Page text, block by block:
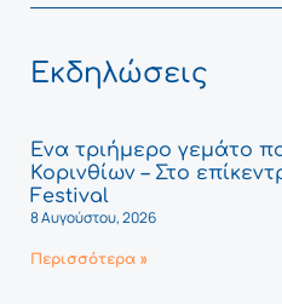
Εκδηλώσεις
Ένα τριήμερο γεμάτο
Κορινθίων – Στο
Festival
8 Αυγούστου, 2026
Περισσότερα »